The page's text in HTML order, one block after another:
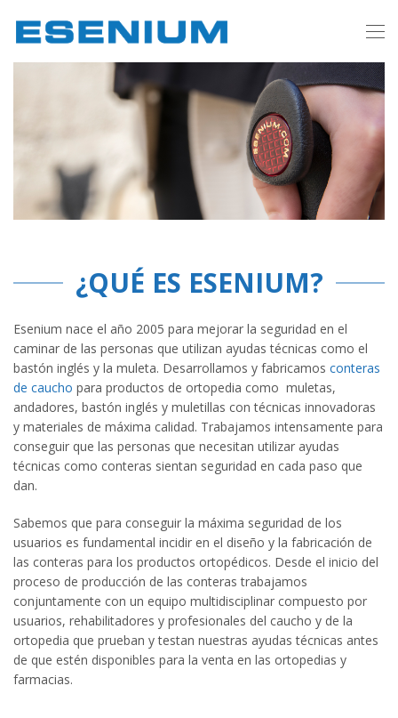
¿QUÉ ES ESENIUM?
Esenium nace el año 2005 para mejorar la seguridad en el
caminar de las personas que utilizan ayudas técnicas como el
bastón inglés y la muleta. Desarrollamos y fabricamos conteras
de caucho para productos de ortopedia como muletas,
andadores, bastón inglés y muletillas con técnicas innovadoras
y materiales de máxima calidad. Trabajamos intensamente para
conseguir que las personas que necesitan utilizar ayudas
técnicas como conteras sientan seguridad en cada paso que
dan.
Sabemos que para conseguir la máxima seguridad de los
usuarios es fundamental incidir en el diseño y la fabricación de
las conteras para los productos ortopédicos. Desde el inicio del
proceso de producción de las conteras trabajamos
conjuntamente con un equipo multidisciplinar compuesto por
usuarios, rehabilitadores y profesionales del caucho y de la
ortopedia que prueban y testan nuestras ayudas técnicas antes
de que estén disponibles para la venta en las ortopedias y
farmacias.